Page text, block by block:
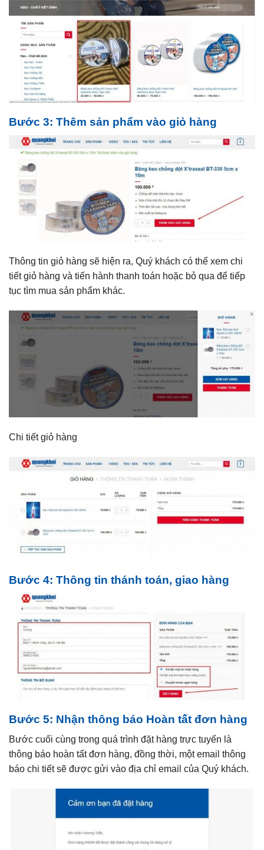
Bước 3: Thêm sản phẩm vào giỏ hàng
Thông tin giỏ hàng sẽ hiện ra, Quý khách có thể xem chi
tiết giỏ hàng và tiến hành thanh toán hoặc bỏ qua để tiếp
tục tìm mua sản phẩm khác.
Chi tiết giỏ hàng
Bước 4: Thông tin thánh toán, giao hàng
Bước 5: Nhận thông báo Hoàn tất đơn hàng
Bước cuối cùng trong quá trình đặt hàng trực tuyến là
thông báo hoàn tất đơn hàng, đồng thời, một email thông
báo chi tiết sẽ được gửi vào địa chỉ email của Quý khách.